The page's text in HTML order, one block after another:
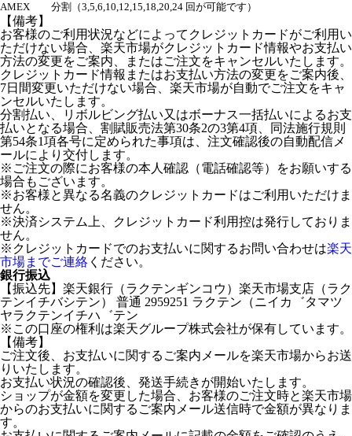
AMEX
分割（3,5,6,10,12,15,18,20,24 回が可能です）
【備考】
お客様のご利用状況などによってクレジットカードがご利用い
ただけない場合、楽天市場がクレジットカード情報やお支払い
方法の変更をご案内、またはご注文をキャンセルいたします。
クレジットカード情報またはお支払い方法の変更をご案内後、
7日間変更いただけない場合、楽天市場が自動でご注文をキャ
ンセルいたします。
分割払い、リボルビング払い又はボーナス一括払いによるお支
払いとなる場合、割賦販売法第30条2の3第4項、同法施行規則
第54条1項各号に定められた事項は、注文確認後の自動配信メ
ールにより交付します。
※ご注文の際にお客様の本人確認（電話確認等）をお願いする
場合もございます。
※お客様と異なる名義のクレジットカードはご利用いただけま
せん。
※決済システム上、クレジットカード利用控は発行しておりま
せん。
※クレジットカードでのお支払いに関するお問い合わせは楽天
市場までご連絡 ください。
銀行振込
【振込先】楽天銀行（ラクテンギンコウ）楽天市場支店（ラク
テンイチバシテン） 普通 2959251 ラクテン（ニイカ゛タマツ
ヤラクテンイチハ゛テン
※この口座の権利は楽天グループ株式会社が保有しています。
【備考】
ご注文後、お支払いに関するご案内メールを楽天市場からお送
りいたします。
お支払い状況の確認後、発送手続きが開始いたします。
ショップが金額を変更した場合、お客様のご注文時と楽天市場
からのお支払いに関するご案内メール送信時で金額が異なりま
す。